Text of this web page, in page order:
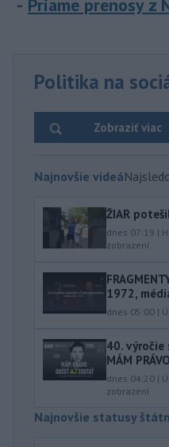
Priame prenosy z
Politika na
Zobraziť viac
Najnovšie videá
ŽIAR
dnes 07:19 |
zobrazení
1972,
dnes 05:00 |
40.⁠
MÁM
dnes 04:20 |
zobrazení
Najnovšie statusy